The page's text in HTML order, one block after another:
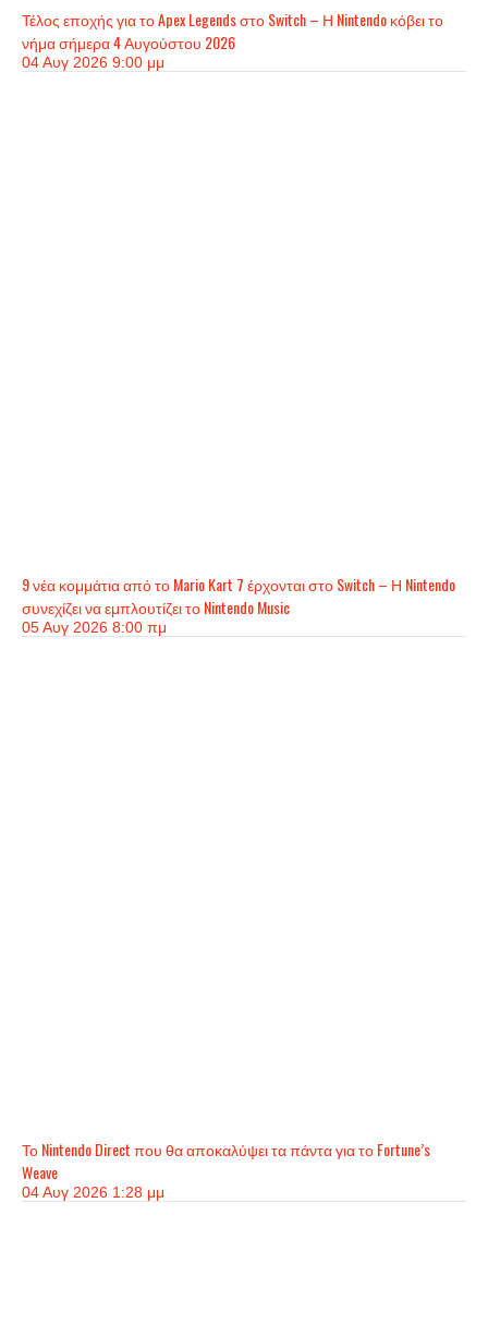
Τέλος εποχής για το Apex Legends στο Switch – Η Nintendo κόβει το
νήμα σήμερα 4 Αυγούστου 2026
04 Αυγ 2026 9:00 μμ
9 νέα κομμάτια από το Mario Kart 7 έρχονται στο Switch – Η Nintendo
συνεχίζει να εμπλουτίζει το Nintendo Music
05 Αυγ 2026 8:00 πμ
Το Nintendo Direct που θα αποκαλύψει τα πάντα για το Fortune’s
Weave
04 Αυγ 2026 1:28 μμ